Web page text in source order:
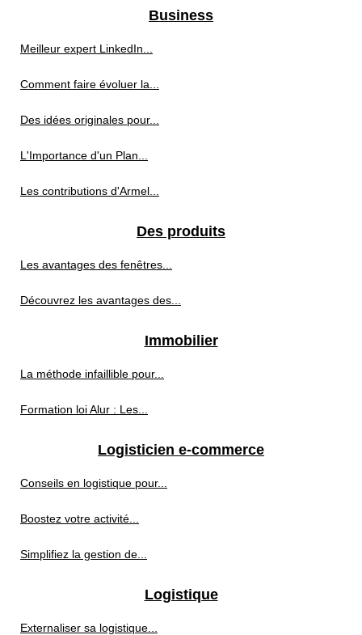
Business
Meilleur expert LinkedIn...
Comment faire évoluer la...
Des idées originales pour...
L'Importance d'un Plan...
Les contributions d'Armel...
Des produits
Les avantages des fenêtres...
Découvrez les avantages des...
Immobilier
La méthode infaillible pour...
Formation loi Alur : Les...
Logisticien e-commerce
Conseils en logistique pour...
Boostez votre activité...
Simplifiez la gestion de...
Logistique
Externaliser sa logistique...